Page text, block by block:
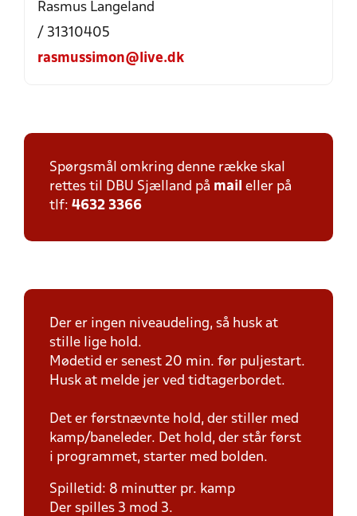
Rasmus Langeland
/ 31310405
rasmussimon@live.dk
Spørgsmål omkring denne række skal
rettes til DBU Sjælland på mail eller på
tlf: 4632 3366
Der er ingen niveaudeling, så husk at
stille lige hold.
Mødetid er senest 20 min. før puljestart.
Husk at melde jer ved tidtagerbordet.
Det er førstnævnte hold, der stiller med
kamp/baneleder. Det hold, der står først
i programmet, starter med bolden.
Spilletid: 8 minutter pr. kamp
Der spilles 3 mod 3.